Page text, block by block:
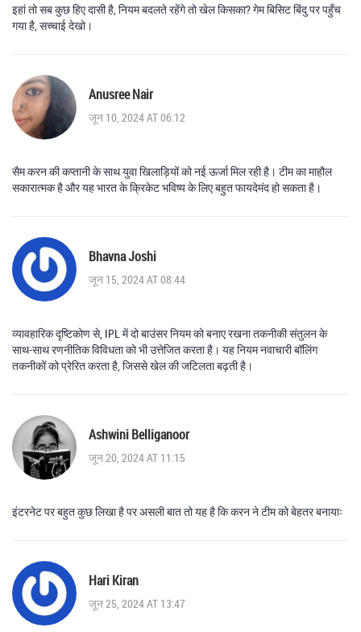
इहां तो सब कुछ हिए दासी है, नियम बदलते रहेंगे तो खेल किसका? गेम बिसिट बिंदु पर पहुँच
गया है, सच्चाई देखो।
Anusree Nair
जून 10, 2024 AT 06:12
सैम करन की कप्तानी के साथ युवा खिलाड़ियों को नई ऊर्जा मिल रही है। टीम का माहौल
सकारात्मक है और यह भारत के क्रिकेट भविष्य के लिए बहुत फायदेमंद हो सकता है।
Bhavna Joshi
जून 15, 2024 AT 08:44
व्यावहारिक दृष्टिकोण से, IPL में दो बाउंसर नियम को बनाए रखना तकनीकी संतुलन के
साथ-साथ रणनीतिक विविधता को भी उत्तेजित करता है। यह नियम नवाचारी बॉलिंग
तकनीकों को प्रेरित करता है, जिससे खेल की जटिलता बढ़ती है।
Ashwini Belliganoor
जून 20, 2024 AT 11:15
इंटरनेट पर बहुत कुछ लिखा है पर असली बात तो यह है कि करन ने टीम को बेहतर बनायाः
Hari Kiran
जून 25, 2024 AT 13:47